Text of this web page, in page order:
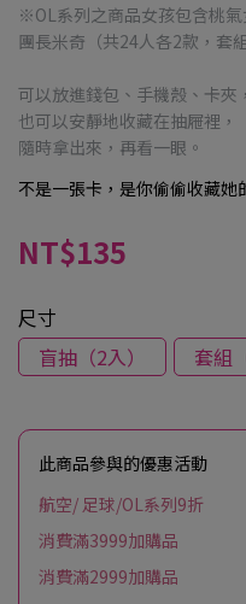
※OL系列之商品女孩包含桃
團長米奇（共24人各2款，套
可以放進錢包、手機殼、卡夾，
也可以安靜地收藏在抽屜裡，
隨時拿出來，再看一眼。
不是一張卡，是你偷偷收藏她
NT$135
尺寸
盲抽（2入）
套組
此商品參與的優惠活動
航空/ 足球/OL系列9折
消費滿3999加購品
消費滿2999加購品